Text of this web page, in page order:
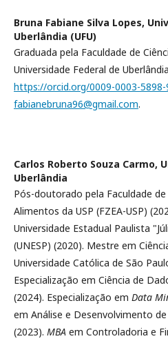
Bruna Fabiane Silva Lopes,
Uberlândia (UFU)
Graduada pela Faculdade de
Universidade Federal de
https://orcid.org/0009-0003-5898-
fabianebruna96@gmail.com.
Carlos Roberto Souza Carmo,
Uberlândia
Pós-doutorado pela Faculdade
Alimentos da USP (FZEA-USP)
Universidade Estadual Paulista
(UNESP) (2020). Mestre em
Universidade Católica de São
Especialização em Ciência de
(2024). Especialização em Data
em Análise e Desenvolvimento
(2023). MBA em Controladoria e